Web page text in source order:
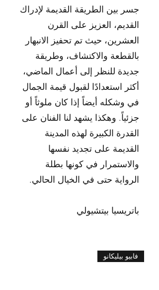
جسر بين الطريقة القديمة لإدراك
القديم، العزيز على القرن
العشرين، حيث تم تحفيز الانبهار
بالقطعة والاكتشاف، وطريقة
جديدة للنظر إلى أعمال الماضي،
أكثر استعدادًا لقبول قيمة الجمال
في وشكله أيضاً إذا كان ملوثاً أو
جزئياً. وهكذا يشهد لنا الفنان على
القدرة الكبيرة لهذه المدينة
القديمة على تجديد نفسها
والاستمرار في كونها بطلة
الرواية حتى في الخيال الحالي.
باتريسيا بيتشيولي
فابيو بيليكانو